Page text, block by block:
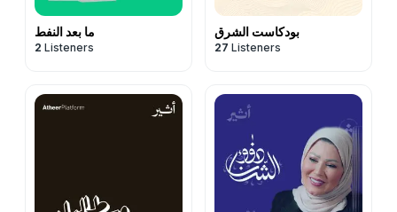
ما بعد النفط
2 Listeners
بودكاست الشرق
27 Listeners